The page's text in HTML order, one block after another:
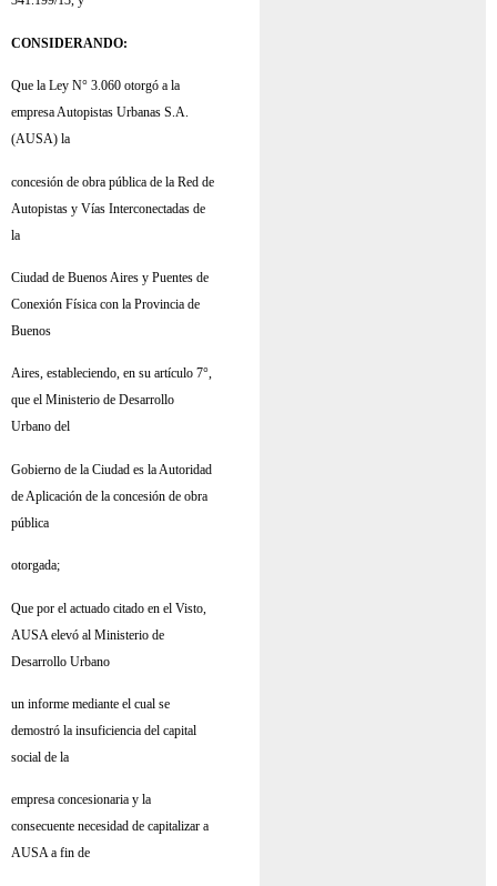
CONSIDERANDO:
Que la Ley N° 3.060 otorgó a la
empresa Autopistas Urbanas S.A.
(AUSA) la
concesión de obra pública de la Red de
Autopistas y Vías Interconectadas de
la
Ciudad de Buenos Aires y Puentes de
Conexión Física con la Provincia de
Buenos
Aires, estableciendo, en su artículo 7°,
que el Ministerio de Desarrollo
Urbano del
Gobierno de la Ciudad es la Autoridad
de Aplicación de la concesión de obra
pública
otorgada;
Que por el actuado citado en el Visto,
AUSA elevó al Ministerio de
Desarrollo Urbano
un informe mediante el cual se
demostró la insuficiencia del capital
social de la
empresa concesionaria y la
consecuente necesidad de capitalizar a
AUSA a fin de